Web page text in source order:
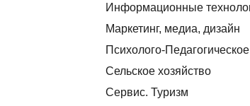
Информационные
Маркетинг, медиа, дизайн
Психолого-Педагогическое
Сельское хозяйство
Сервис. Туризм